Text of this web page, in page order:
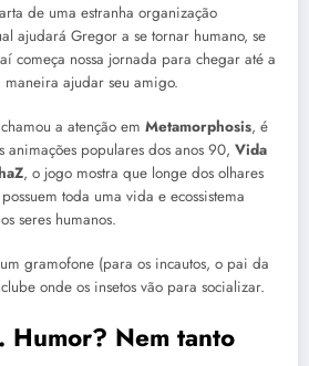
de uma estranha organização
ajudará Gregor a se tornar humano, se
começa nossa jornada para chegar até a
ajudar seu amigo.
a atenção em Metamorphosis, é
animações populares dos anos 90, Vida
, o jogo mostra que longe dos olhares
toda uma vida e ecossistema
seres humanos.
gramofone (para os incautos, o pai da
onde os insetos vão para socializar.
Humor? Nem tanto